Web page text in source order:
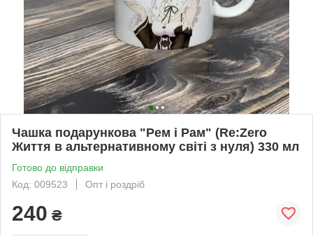
Чашка подарункова "Рем і Рам" (Re:Zero
Життя в альтернативному світі з нуля) 330 мл
Готово до відправки
Код: 009523
Опт і роздріб
240 ₴